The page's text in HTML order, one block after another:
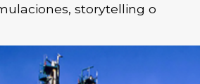
storytelling o